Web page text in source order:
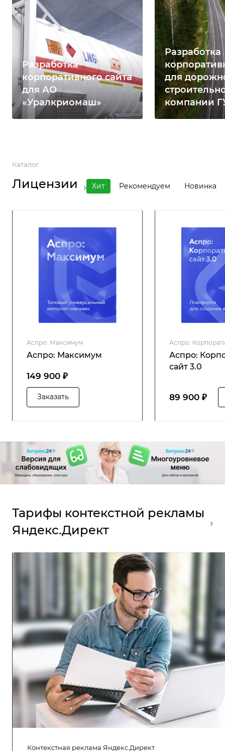
Разработка
корпоративного сайта
для АО
«Уралкриомаш»
Разработка
для
компании
Каталог
Лицензии Хит Рекомендуем Новинка
Аспро: Максимум
Аспро: Максимум
149 900 ₽
Заказать
Аспро:
Аспро:
сайт 3.0
89 900 ₽
Тарифы контекстной рекламы
Яндекс.Директ
Контекстная реклама Яндекс.Директ